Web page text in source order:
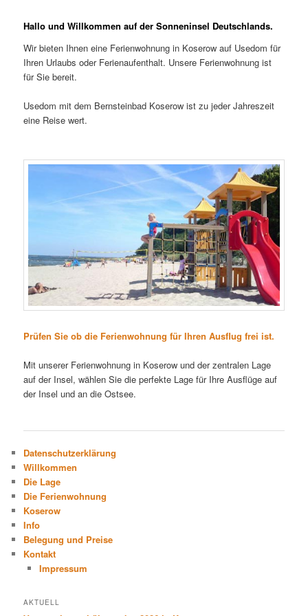
Hallo und Willkommen auf der Sonneninsel Deutschlands.
Wir bieten Ihnen eine Ferienwohnung in Koserow auf Usedom für
Ihren Urlaubs oder Ferienaufenthalt. Unsere Ferienwohnung ist
für Sie bereit.
Usedom mit dem Bernsteinbad Koserow ist zu jeder Jahreszeit
eine Reise wert.
Prüfen Sie ob die Ferienwohnung für Ihren Ausflug frei ist.
Mit unserer Ferienwohnung in Koserow und der zentralen Lage
auf der Insel, wählen Sie die perfekte Lage für Ihre Ausflüge auf
der Insel und an die Ostsee.
Datenschutzerklärung
Willkommen
Die Lage
Die Ferienwohnung
Koserow
Info
Belegung und Preise
Kontakt
Impressum
AKTUELL